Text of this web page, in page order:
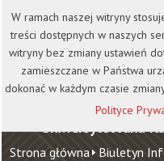
Kontakt
Wirtualna Uczelnia
Uniwersytet Jana
Strona główna Biuletyn
W ramach naszej witryny
treści dostępnych w naszych
witryny bez zmiany ustawień
zamieszczane w Państwa
dokonać w każdym czasie
Polityce